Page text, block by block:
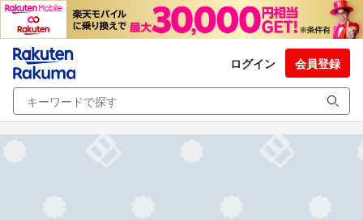
ログイン 会員登録